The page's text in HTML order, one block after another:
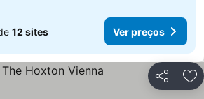
12 sites Ver preços
Partilhar